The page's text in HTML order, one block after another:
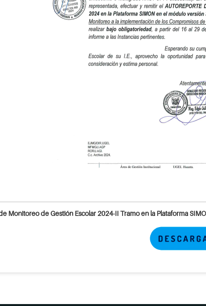
Monitoreo de Gestión Escolar 2024-II Tramo en la Plataforma